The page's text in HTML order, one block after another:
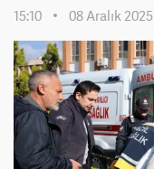
15:10 08 Aralık 2025